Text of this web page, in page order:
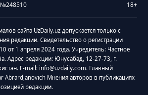
18+
сайта UzDaily.uz допускается только с
редакции. Свидетельство о регистрации
от 1 апреля 2024 года. Учредитель: Частное
Адрес редакции: Юнусабад, 12-27-73, г.
E-mail: info@uzdaily.com. Главный
Abrardjanovich Мнения авторов в публикациях
редакции.